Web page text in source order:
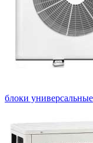
блоки универсальные